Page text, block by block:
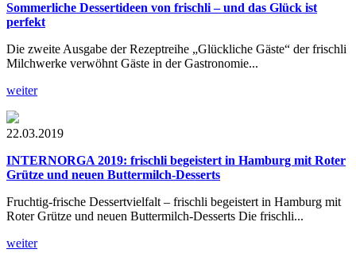
Sommerliche Dessertideen von frischli – und das Glück ist
perfekt
Die zweite Ausgabe der Rezeptreihe „Glückliche Gäste“ der frischli
Milchwerke verwöhnt Gäste in der Gastronomie...
weiter
22.03.2019
INTERNORGA 2019: frischli begeistert in Hamburg mit Roter
Grütze und neuen Buttermilch-Desserts
Fruchtig-frische Dessertvielfalt – frischli begeistert in Hamburg mit
Roter Grütze und neuen Buttermilch-Desserts Die frischli...
weiter